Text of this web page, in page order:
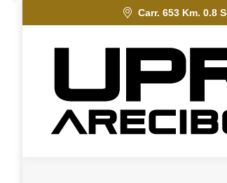
Carr. 653 Km. 0.8